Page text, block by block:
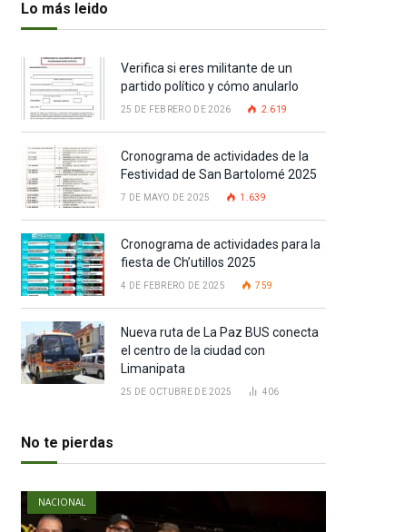
Lo más leido
Verifica si eres militante de un
partido político y cómo anularlo
25 DE FEBRERO DE 2026 2.619
Cronograma de actividades de la
Festividad de San Bartolomé 2025
7 DE MAYO DE 2025 1.639
Cronograma de actividades para la
fiesta de Ch’utillos 2025
4 DE FEBRERO DE 2025 759
Nueva ruta de La Paz BUS conecta
el centro de la ciudad con
Limanipata
25 DE OCTUBRE DE 2025 406
No te pierdas
NACIONAL